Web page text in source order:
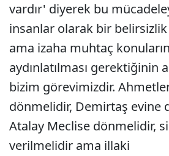
vardır' diyerek bu
insanlar olarak bir
ama izaha muhtaç
aydınlatılması gerektiğinin
bizim görevimizdir.
dönmelidir, Demirtaş evine
Atalay Meclise dönmelidir,
verilmelidir ama illaki